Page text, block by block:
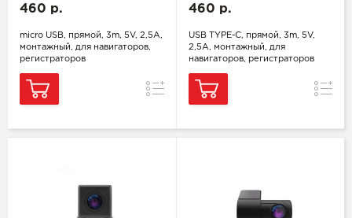
460 р.
micro USB, прямой, 3m, 5V, 2,5А,
монтажный, для навигаторов,
регистраторов
Сравнение
460 р.
USB TYPE-C, прямой, 3m, 5V,
2,5А, монтажный, для
навигаторов, регистраторов